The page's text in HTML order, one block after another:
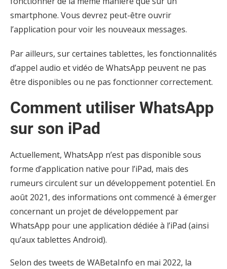
smartphone. Vous devrez peut-être ouvrir
l’application pour voir les nouveaux messages.
Par ailleurs, sur certaines tablettes, les fonctionnalités
d’appel audio et vidéo de WhatsApp peuvent ne pas
être disponibles ou ne pas fonctionner correctement.
Comment utiliser WhatsApp
sur son iPad
Actuellement, WhatsApp n’est pas disponible sous
forme d’application native pour l’iPad, mais des
rumeurs circulent sur un développement potentiel. En
août 2021, des informations ont commencé à émerger
concernant un projet de développement par
WhatsApp pour une application dédiée à l’iPad (ainsi
qu’aux tablettes Android).
Selon des tweets de WABetaInfo en mai 2022, la